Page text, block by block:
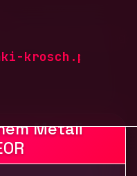
krosch.pl
Metali